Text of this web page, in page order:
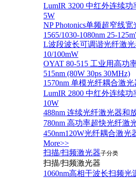
LumIR 3200 中红外连续功
5W
NP Photonics单频超窄线
1565/1030-1080nm 25-
L波段波长可调谐光纤激光
10/100mW
OYAT 80-515 工业用高功
515nm (80W 30ps 30MHz)
1570nm 单模光纤耦合激
LumIR 2800 中红外连续功
10W
488nm 连续光纤激光器和
780nm 高功率超快光纤激
450nm120W光纤耦合激光
More>>
扫描/扫频激光器子分类
扫描/扫频激光器
1060nm高相干波长扫频光